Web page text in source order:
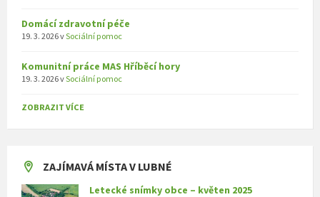
Domácí zdravotní péče
19. 3. 2026vSociální pomoc
Komunitní práce MAS Hříběcí hory
19. 3. 2026vSociální pomoc
ZOBRAZIT VÍCE
ZAJÍMAVÁ MÍSTA V LUBNÉ
Letecké snímky obce – květen 2025